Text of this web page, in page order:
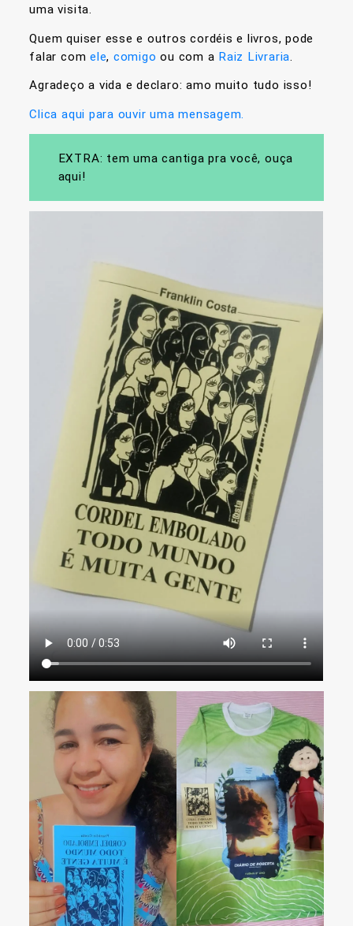
uma visita.
Quem quiser esse e outros cordéis e livros, pode
falar comele, comigo ou com a Raiz Livraria.
Agradeço a vida e declaro: amo muito tudo isso!
Clica aqui para ouvir uma mensagem.
EXTRA: tem uma cantiga pra você, ouça
aqui!